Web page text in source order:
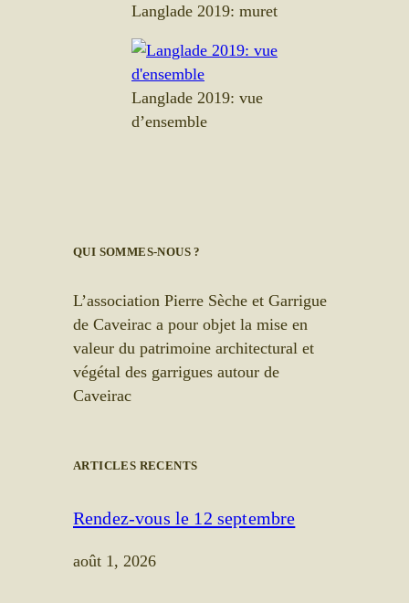
Langlade 2019: muret
Langlade 2019: vue
d’ensemble
QUI SOMMES-NOUS ?
L’association Pierre Sèche et Garrigue
de Caveirac a pour objet la mise en
valeur du patrimoine architectural et
végétal des garrigues autour de
Caveirac
ARTICLES RECENTS
Rendez-vous le 12 septembre
août 1, 2026